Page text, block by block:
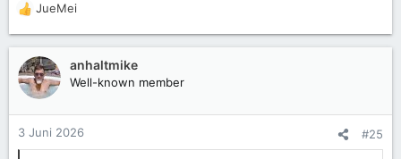
R
e
a
k
t
o
n
JueMei
anhaltmike
Well-known member
3 Juni 2026 #25